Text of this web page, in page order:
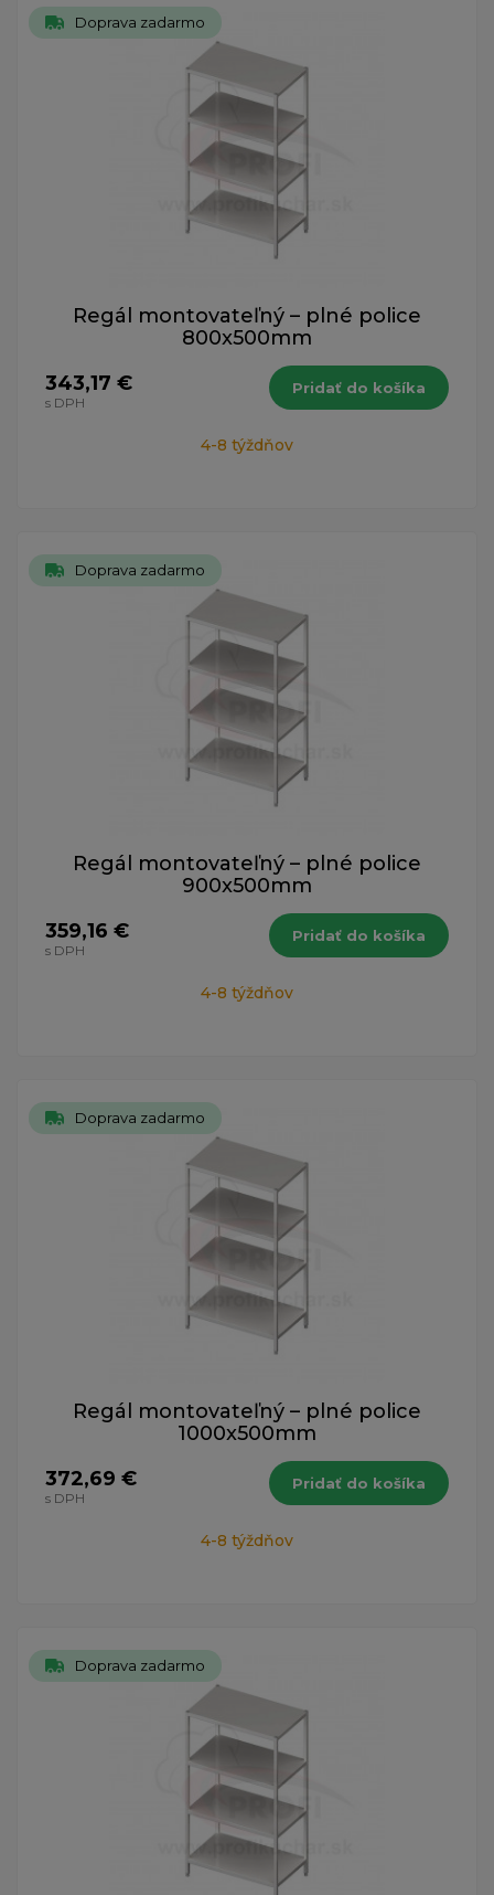
Doprava zadarmo
Regál montovateľný – plné police
800x500mm
343,17 €
s DPH
Pridať do košíka
4-8 týždňov
Doprava zadarmo
Regál montovateľný – plné police
900x500mm
359,16 €
s DPH
Pridať do košíka
4-8 týždňov
Doprava zadarmo
Regál montovateľný – plné police
1000x500mm
372,69 €
s DPH
Pridať do košíka
4-8 týždňov
Doprava zadarmo